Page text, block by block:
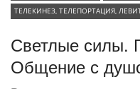
ТЕЛЕКИНЕЗ, ТЕЛЕПОРТАЦИЯ,
Светлые силы.
Общение с